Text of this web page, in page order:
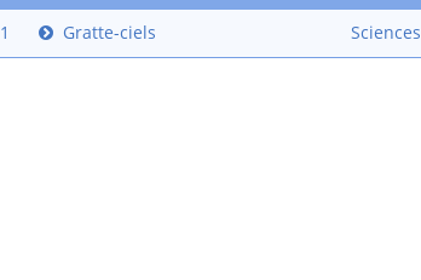
1
Gratte-ciels Sciences